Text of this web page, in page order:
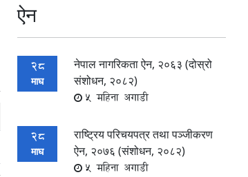
ऐन
28
माघ
नेपाल नागरिकता ऐन, २०६३ (दोस्रो
संशोधन, २०८२)
5 महिना अगाडी
28
माघ
राष्ट्रिय परिचयपत्र तथा पञ्जीकरण
ऐन, २०७६ (संशोधन, २०८२)
5 महिना अगाडी